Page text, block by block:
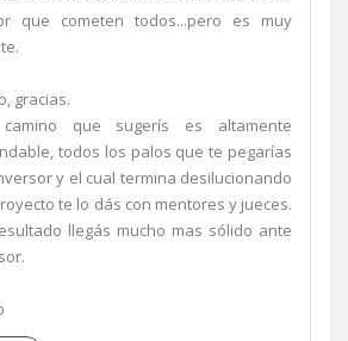
que cometen todos...pero es muy
gracias.
que sugerís es altamente
todos los palos que te pegarías
y el cual termina desilucionando
te lo dás con mentores y jueces.
llegás mucho mas sólido ante